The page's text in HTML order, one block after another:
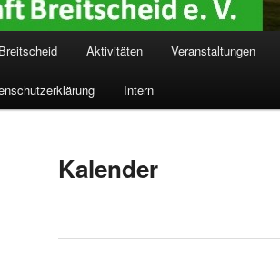
Breitscheid Aktivitäten Veranstaltungen
Intern
Kalender